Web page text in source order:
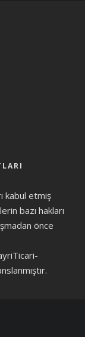
kabul etmiş
bazı hakları
önce